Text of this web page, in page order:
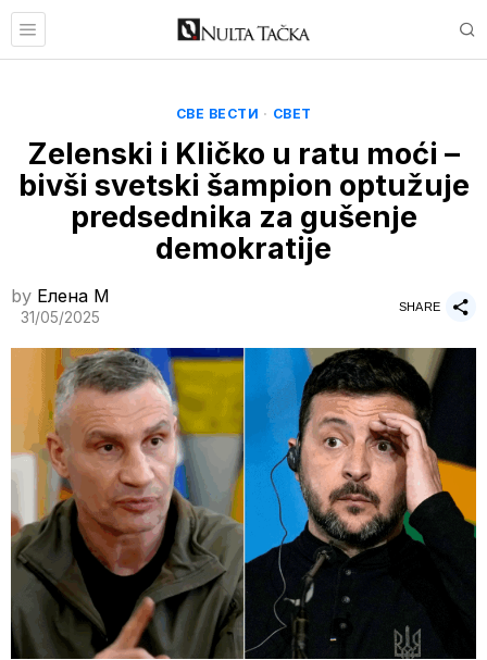
СВЕ ВЕСТИ · СВЕТ
Zelenski i Kličko u ratu moći –
bivši svetski šampion optužuje
predsednika za gušenje
demokratije
by Елена M
31/05/2025
SHARE